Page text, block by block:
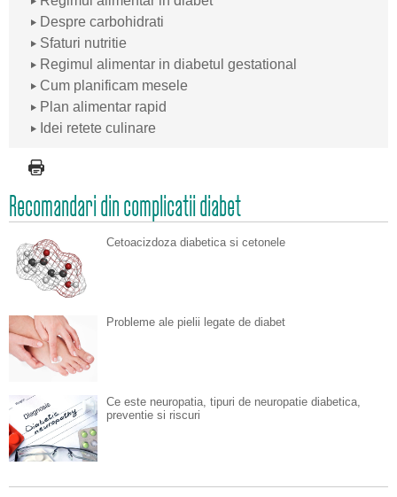
Despre carbohidrati
Sfaturi nutritie
Regimul alimentar in diabetul gestational
Cum planificam mesele
Plan alimentar rapid
Idei retete culinare
Recomandari din complicatii diabet
Cetoacizdoza diabetica si cetonele
Probleme ale pielii legate de diabet
Ce este neuropatia, tipuri de neuropatie diabetica,
preventie si riscuri